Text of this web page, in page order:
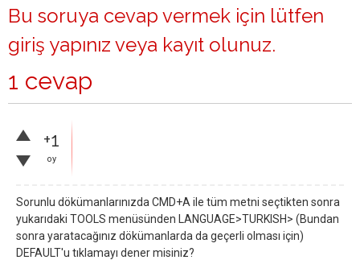
Bu soruya cevap vermek için lütfen
giriş yapınız veya kayıt olunuz.
1 cevap
+1
oy
Sorunlu dökümanlarınızda CMD+A ile tüm metni seçtikten sonra
yukarıdaki TOOLS menüsünden LANGUAGE>TURKISH> (Bundan
sonra yaratacağınız dökümanlarda da geçerli olması için)
DEFAULT'u tıklamayı dener misiniz?